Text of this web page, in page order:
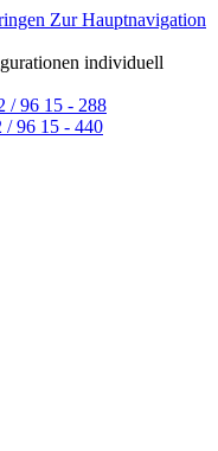
Zur Hauptnavigation
individuell
/ 96 15 - 288
/ 96 15 - 440